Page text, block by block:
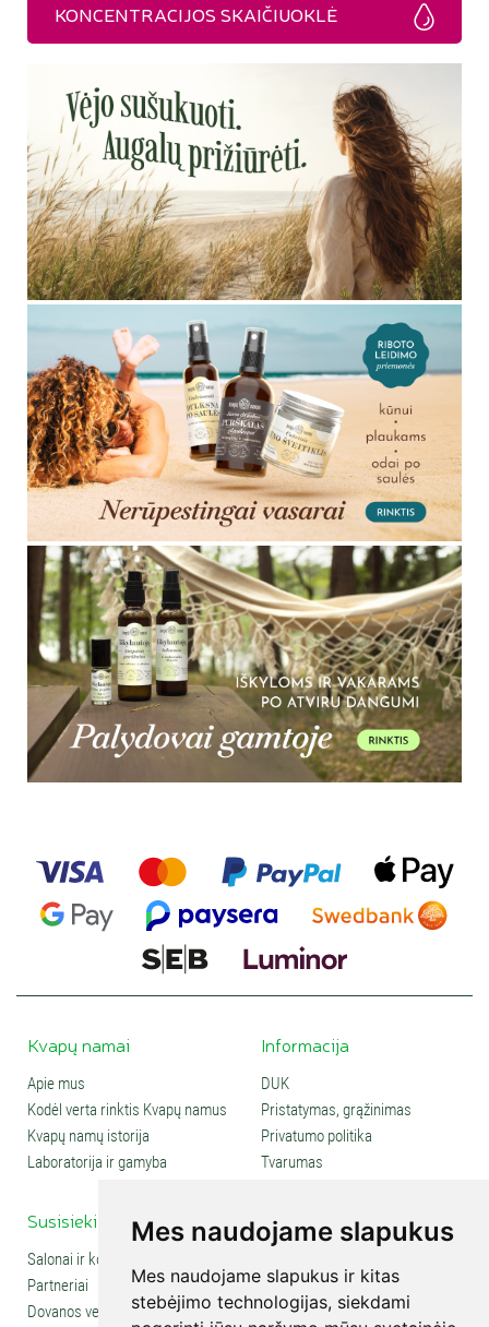
Mes naudojame slapukus
Mes naudojame slapukus ir kitas
stebėjimo technologijas, siekdami
KONCENTRACIJOS SKAIČIUOKLĖ
Kvapų namai
Apie mus
Kodėl verta rinktis Kvapų namus
Kvapų namų istorija
Laboratorija ir gamyba
Informacija
DUK
Pristatymas, grąžinimas
Privatumo politika
Tvarumas
Susisiekite
Salonai ir kontaktai
Partneriai
Dovanos verslui
Social media